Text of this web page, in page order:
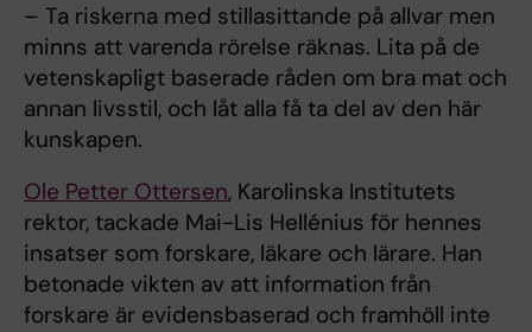
– Ta riskerna med stillasittande på allvar men
minns att varenda rörelse räknas. Lita på de
vetenskapligt baserade råden om bra mat och
annan livsstil, och låt alla få ta del av den här
kunskapen.
Ole Petter Ottersen, Karolinska Institutets
rektor, tackade Mai-Lis Hellénius för hennes
insatser som forskare, läkare och lärare. Han
betonade vikten av att information från
forskare är evidensbaserad och framhöll inte